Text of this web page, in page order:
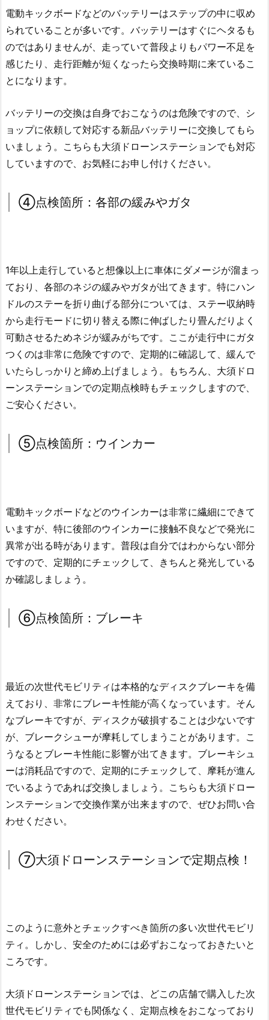
電動キックボードなどのバッテリーはステップの中に収め
られていることが多いです。バッテリーはすぐにヘタるも
のではありませんが、走っていて普段よりもパワー不足を
感じたり、走行距離が短くなったら交換時期に来ているこ
とになります。
バッテリーの交換は自身でおこなうのは危険ですので、シ
ョップに依頼して対応する新品バッテリーに交換してもら
いましょう。こちらも大須ドローンステーションでも対応
していますので、お気軽にお申し付けください。
④点検箇所：各部の緩みやガタ
1年以上走行していると想像以上に車体にダメージが溜まっ
ており、各部のネジの緩みやガタが出てきます。特にハン
ドルのステーを折り曲げる部分については、ステー収納時
から走行モードに切り替える際に伸ばしたり畳んだりよく
可動させるためネジが緩みがちです。ここが走行中にガタ
つくのは非常に危険ですので、定期的に確認して、緩んで
いたらしっかりと締め上げましょう。もちろん、大須ドロ
ーンステーションでの定期点検時もチェックしますので、
ご安心ください。
⑤点検箇所：ウインカー
電動キックボードなどのウインカーは非常に繊細にできて
いますが、特に後部のウインカーに接触不良などで発光に
異常が出る時があります。普段は自分ではわからない部分
ですので、定期的にチェックして、きちんと発光している
か確認しましょう。
⑥点検箇所：ブレーキ
最近の次世代モビリティは本格的なディスクブレーキを備
えており、非常にブレーキ性能が高くなっています。そん
なブレーキですが、ディスクが破損することは少ないです
が、ブレークシューが摩耗してしまうことがあります。こ
うなるとブレーキ性能に影響が出てきます。ブレーキシュ
ーは消耗品ですので、定期的にチェックして、摩耗が進ん
でいるようであれば交換しましょう。こちらも大須ドロー
ンステーションで交換作業が出来ますので、ぜひお問い合
わせください。
⑦大須ドローンステーションで定期点検！
このように意外とチェックすべき箇所の多い次世代モビリ
ティ。しかし、安全のためには必ずおこなっておきたいと
ころです。
大須ドローンステーションでは、どこの店舗で購入した次
世代モビリティでも関係なく、定期点検をおこなっており